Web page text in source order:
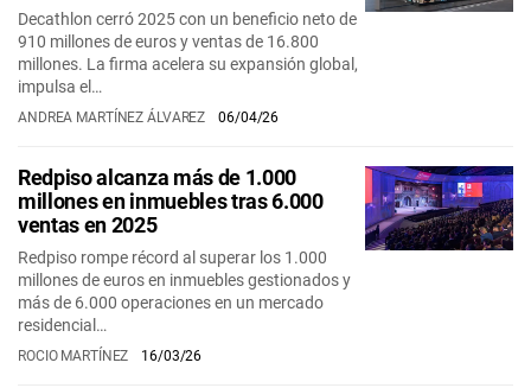
Decathlon cerró 2025 con un beneficio neto de
910 millones de euros y ventas de 16.800
millones. La firma acelera su expansión global,
impulsa el…
ANDREA MARTÍNEZ ÁLVAREZ 06/04/26
Redpiso alcanza más de 1.000
millones en inmuebles tras 6.000
ventas en 2025
Redpiso rompe récord al superar los 1.000
millones de euros en inmuebles gestionados y
más de 6.000 operaciones en un mercado
residencial…
ROCIO MARTÍNEZ 16/03/26